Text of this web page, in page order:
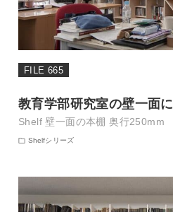
FILE 665
教育学部研究室の壁一面に
Shelf 壁一面の本棚 奥行250mm
Shelfシリーズ